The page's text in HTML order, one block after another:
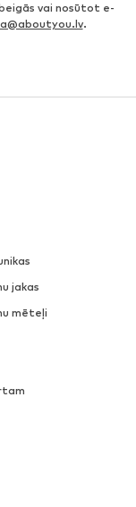
vai nosūtot e-
.
jakas
mēteļi